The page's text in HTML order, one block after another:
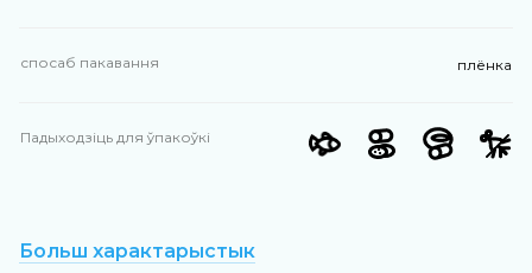
спосаб пакавання плёнка
Падыходзіць для ўпакоўкі
Больш характарыстык